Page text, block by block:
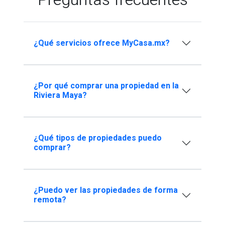
¿Qué servicios ofrece MyCasa.mx?
¿Por qué comprar una propiedad en la
Riviera Maya?
¿Qué tipos de propiedades puedo
comprar?
¿Puedo ver las propiedades de forma
remota?